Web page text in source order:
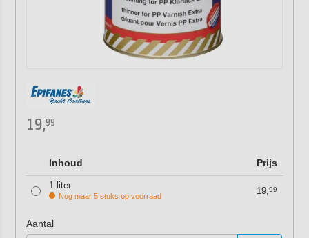
19,99
Inhoud Prijs
1 liter
Nog maar 5 stuks op voorraad 19,99
Aantal